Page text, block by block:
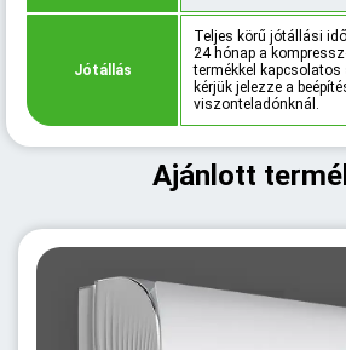
Jótállás
Teljes körű jótállási
24 hónap a
termékkel
kérjük jelezze a
viszonteladónknál.
Ajánlott